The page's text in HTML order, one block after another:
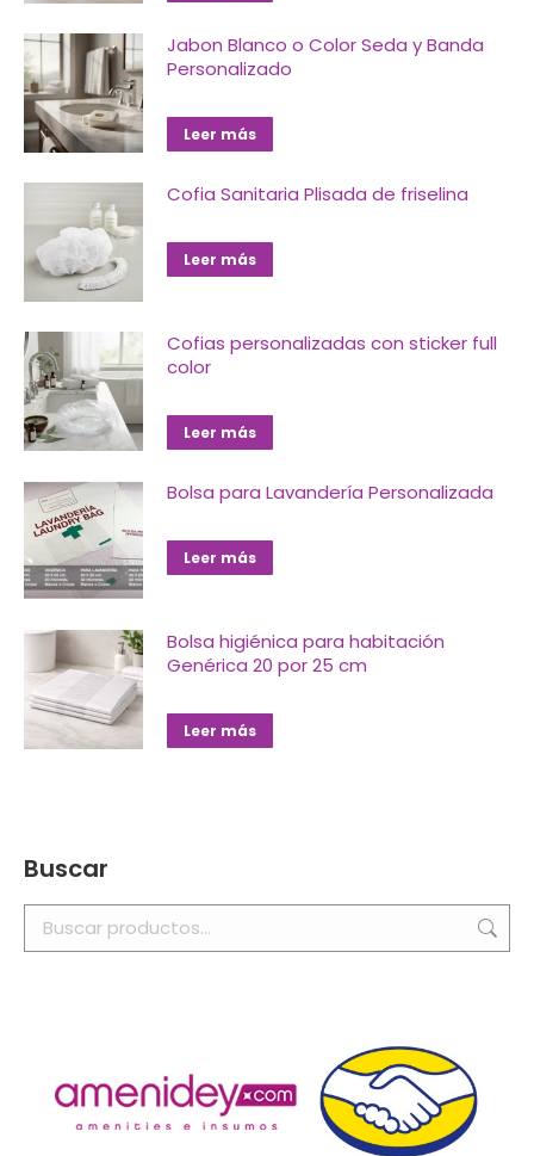
Jabon Blanco o Color Seda y Banda
Personalizado
Leer más
Cofia Sanitaria Plisada de friselina
Leer más
Cofias personalizadas con sticker full
color
Leer más
Bolsa para Lavandería Personalizada
Leer más
Bolsa higiénica para habitación
Genérica 20 por 25 cm
Leer más
Buscar